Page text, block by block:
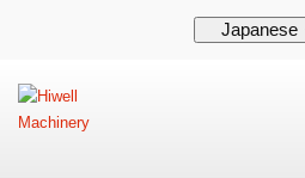
Japanese